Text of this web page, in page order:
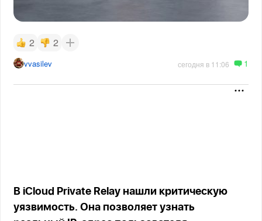
2 2
vvasilev сегодня в 11:06 1
В iCloud Private Relay нашли критическую
уязвимость. Она позволяет узнать